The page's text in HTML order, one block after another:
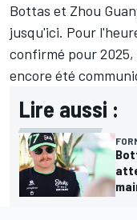
Bottas et Zhou
jusqu'ici. Pour
confirmé pour 2025,
encore été
Lire aussi :